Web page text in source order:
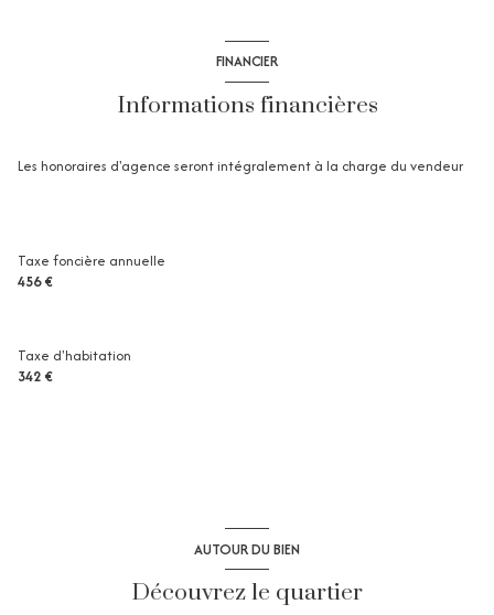
balcon
FINANCIER
Informations financières
Les honoraires d'agence seront intégralement à la charge du vendeur
Taxe foncière annuelle
456 €
Taxe d'habitation
342 €
AUTOUR DU BIEN
Découvrez le quartier